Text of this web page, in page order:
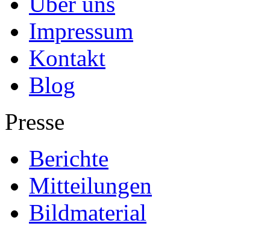
Impressum
Kontakt
Blog
Presse
Berichte
Mitteilungen
Bildmaterial